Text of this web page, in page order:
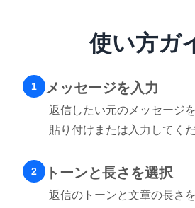
使い方ガ
1 メッセージを入力
返信したい元のメッセージ
貼り付けまたは入力してくだ
2 トーンと長さを選択
返信のトーンと文章の長さ